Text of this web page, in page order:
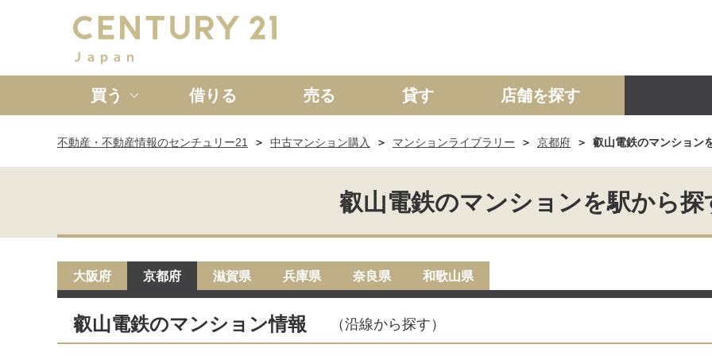
買う
新築一戸建て 中古一戸建て マンション 土地 事業投資用
借りる 売る 貸す 店舗を探す
不動産・不動産情報のセンチュリー21 中古マンション購入 マンションライブラリー 京都府 叡山電鉄のマンション
叡山電鉄のマンションを駅から探
大阪府 京都府 滋賀県 兵庫県 奈良県 和歌山県
叡山電鉄のマンション情報 （沿線から探す）